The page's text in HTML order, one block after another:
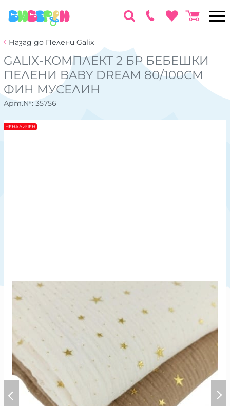
Назад до Пелени Galix
GALIX-КОМПЛЕКТ 2 БР БЕБЕШКИ
ПЕЛЕНИ BABY DREAM 80/100СМ
ФИН МУСЕЛИН
Арт.№:35756
НЕНАЛИЧЕН